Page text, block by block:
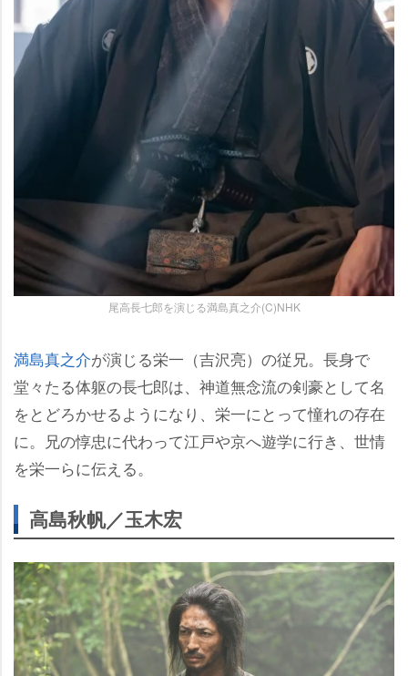
尾高長七郎を演じる満島真之介(C)NHK
満島真之介が演じる栄一（吉沢亮）の従兄。長身で
堂々たる体躯の長七郎は、神道無念流の剣豪として名
をとどろかせるようになり、栄一にとって憧れの存在
に。兄の惇忠に代わって江戸や京へ遊学に行き、世情
を栄一らに伝える。
高島秋帆／玉木宏